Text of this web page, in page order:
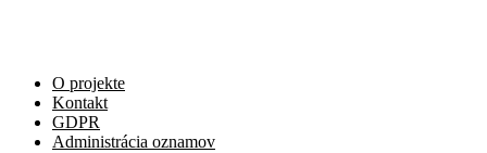
O projekte
Kontakt
GDPR
Administrácia oznamov